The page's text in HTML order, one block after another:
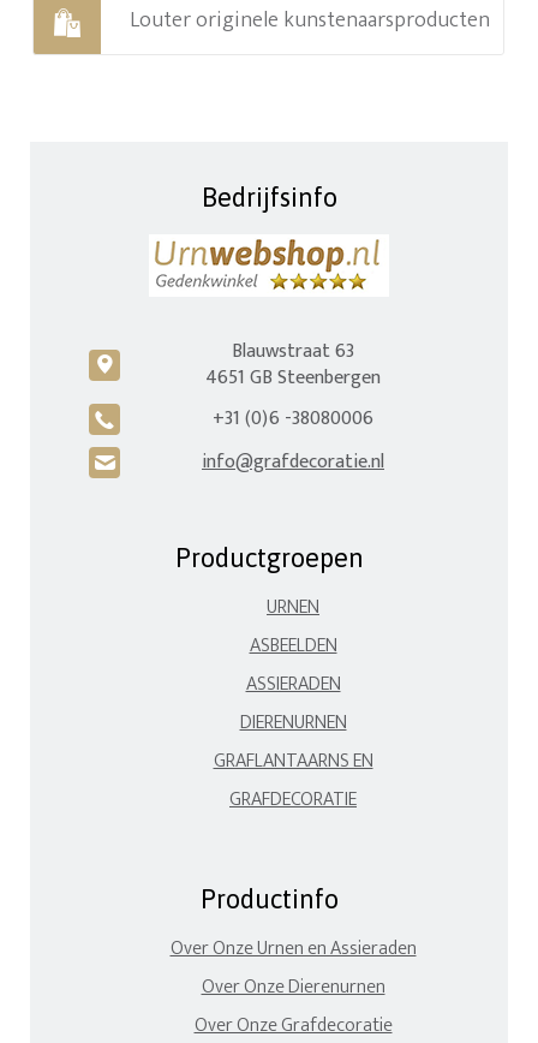
Louter originele kunstenaarsproducten
Bedrijfsinfo
c
Blauwstraat 63
4651 GB Steenbergen
A +31 (0)6 -38080006
H info@grafdecoratie.nl
Productgroepen
URNEN
ASBEELDEN
ASSIERADEN
DIERENURNEN
GRAFLANTAARNS EN
GRAFDECORATIE
Productinfo
Over Onze Urnen en Assieraden
Over Onze Dierenurnen
Over Onze Grafdecoratie